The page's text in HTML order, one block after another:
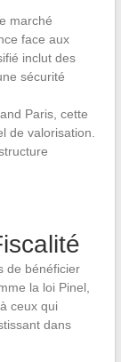
marché
face aux
inclut des
sécurité
Paris, cette
de valorisation.
de bénéficier
la loi Pinel,
ceux qui
dans